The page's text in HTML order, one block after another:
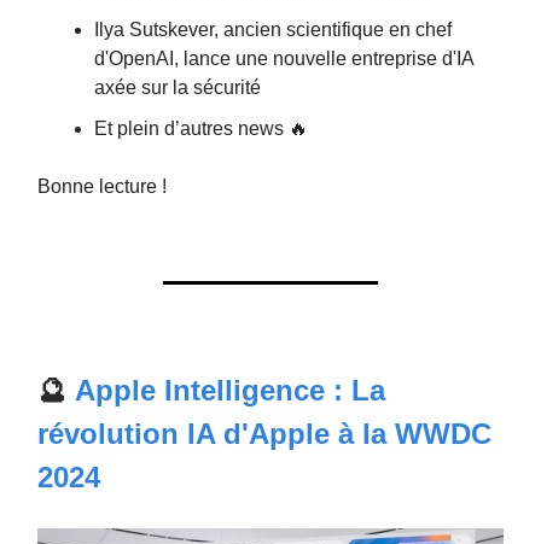
Ilya Sutskever, ancien scientifique en chef
d'OpenAI, lance une nouvelle entreprise d'IA
axée sur la sécurité
Et plein d’autres news 🔥
Bonne lecture !
🔮 Apple Intelligence : La
révolution IA d'Apple à la WWDC
2024